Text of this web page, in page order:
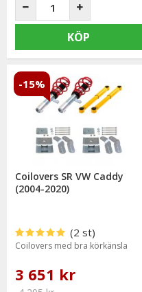
KÖP
Coilovers SR VW Caddy
(2004-2020)
(2 st)
Coilovers med bra körkänsla
3 651 kr
-15%